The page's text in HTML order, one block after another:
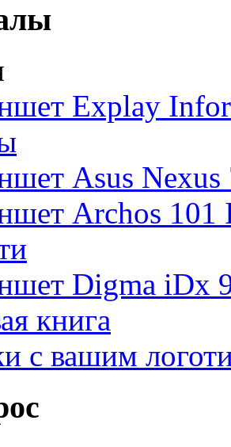
(1)
Explay
Asus Nexus
Archos 101
Digma iDx
книга
с вашим